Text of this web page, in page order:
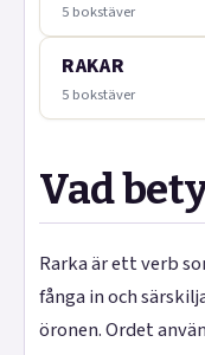
5 bokstäver
RAKAR
5 bokstäver
Vad
Rarka är ett verb
fånga in och
öronen. Ordet